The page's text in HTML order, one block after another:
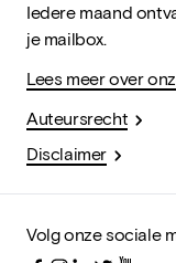
Iedere maand
je mailbox.
Lees meer over
Auteursrecht
Disclaimer
Volg onze sociale